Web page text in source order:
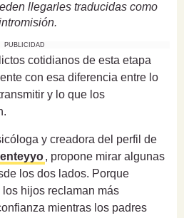
llegarles traducidas como
PUBLICIDAD
cotidianos de esta etapa
con esa diferencia entre lo
y lo que los
y creadora del perfil de
, propone mirar algunas
los dos lados. Porque
hijos reclaman más
mientras los padres